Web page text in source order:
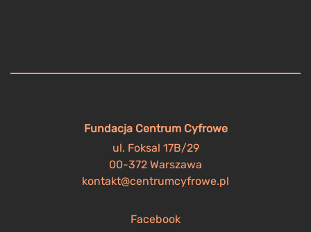
Fundacja Centrum Cyfrowe
ul. Foksal 17B/29
00-372 Warszawa
kontakt@centrumcyfrowe.pl
Facebook